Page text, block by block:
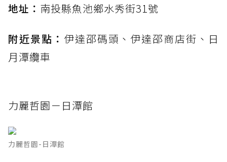
地址： 南投縣魚池鄉水秀街31號
附近景點： 伊達邵碼頭、伊達邵商店街、日
月潭纜車
力麗哲園－日潭館
力麗哲園-日潭館